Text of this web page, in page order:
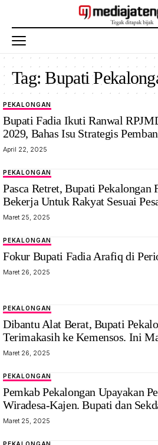
Tag:Bupati
PEKALONGAN
Bupati Fadia Ikuti Ranwal
2029, Bahas Isu Strategis
April 22, 2025
PEKALONGAN
Pasca Retret, Bupati Pekalongan
Bekerja Untuk Rakyat Sesuai
Maret 25, 2025
PEKALONGAN
Fokur Bupati Fadia Arafiq di
Maret 26, 2025
PEKALONGAN
Dibantu Alat Berat, Bupati
Terimakasih ke Kemensos. Ini
Maret 26, 2025
PEKALONGAN
Pemkab Pekalongan Upayakan
Wiradesa-Kajen. Bupati dan
Maret 25, 2025